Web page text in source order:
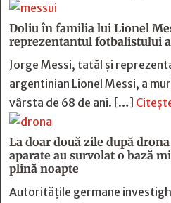
Doliu în familia lui Lionel
reprezentantul fotbalistului
Jorge Messi, tatăl și
argentinian Lionel Messi, a
vârsta de 68 de ani. […]
La doar două zile după
aparate au survolat o bază
plină noapte
Autoritățile germane